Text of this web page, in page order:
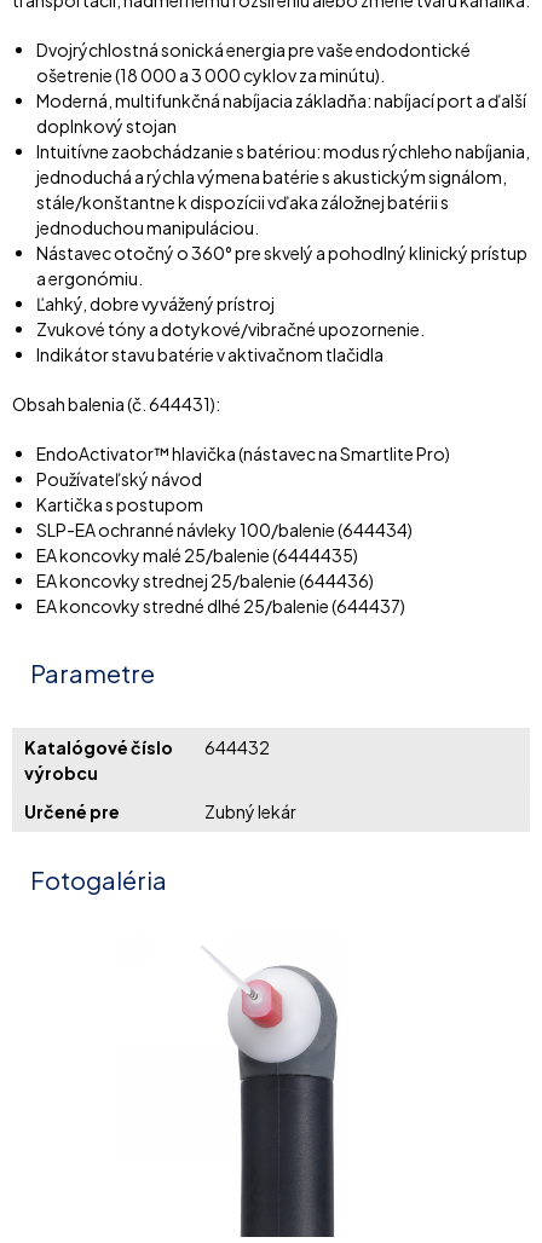
Dvojrýchlostná sonická energia pre vaše endodontické
ošetrenie (18 000 a 3 000 cyklov za minútu).
Moderná, multifunkčná nabíjacia základňa: nabíjací port a ďalší
doplnkový stojan
Intuitívne zaobchádzanie s batériou: modus rýchleho nabíjania,
jednoduchá a rýchla výmena batérie s akustickým signálom,
stále/konštantne k dispozícii vďaka záložnej batérii s
jednoduchou manipuláciou.
Nástavec otočný o 360° pre skvelý a pohodlný klinický prístup
a ergonómiu.
Ľahký, dobre vyvážený prístroj
Zvukové tóny a dotykové/vibračné upozornenie.
Indikátor stavu batérie v aktivačnom tlačidla
Obsah balenia (č. 644431):
EndoActivator™ hlavička (nástavec na Smartlite Pro)
Používateľský návod
Kartička s postupom
SLP-EA ochranné návleky 100/balenie (644434)
EA koncovky malé 25/balenie (6444435)
EA koncovky strednej 25/balenie (644436)
EA koncovky stredné dlhé 25/balenie (644437)
Parametre
Katalógové číslo
výrobcu
644432
Určené pre Zubný lekár
Fotogaléria